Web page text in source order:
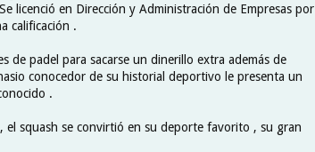
licenció en Dirección y Administración de Empresas por
calificación .
de padel para sacarse un dinerillo extra además de
conocedor de su historial deportivo le presenta un
.
el squash se convirtió en su deporte favorito , su gran